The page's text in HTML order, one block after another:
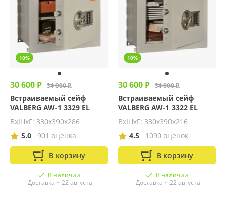
10%
30 600 Р 34 000 Р
Встраиваемый сейф
VALBERG AW-1 3329 EL
ВхШхГ: 330х390х286
5.0
901 оценка
В корзину
В наличии
Доставка ~ 22 августа
10%
30 600 Р 34 000 Р
Встраиваемый сейф
VALBERG AW-1 3322 EL
ВхШхГ: 330х390х216
4.5
1090 оценок
В корзину
В наличии
Доставка ~ 22 августа